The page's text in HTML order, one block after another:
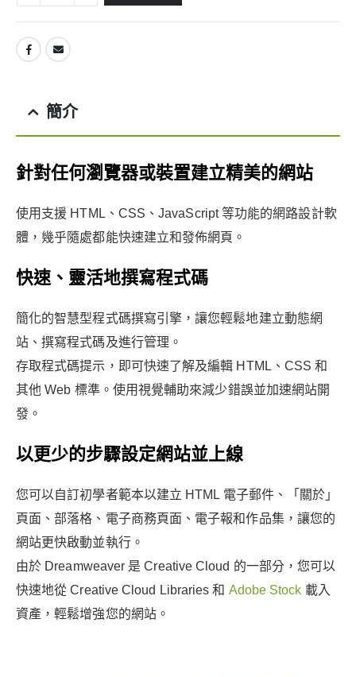
簡介
針對任何瀏覽器或裝置建立精美的網站
使用支援 HTML、CSS、JavaScript 等功能的網路設計軟
體，幾乎隨處都能快速建立和發佈網頁。
快速、靈活地撰寫程式碼
簡化的智慧型程式碼撰寫引擎，讓您輕鬆地建立動態網
站、撰寫程式碼及進行管理。
存取程式碼提示，即可快速了解及編輯 HTML、CSS 和
其他 Web 標準。使用視覺輔助來減少錯誤並加速網站開
發。
以更少的步驟設定網站並上線
您可以自訂初學者範本以建立 HTML 電子郵件、「關於」
頁面、部落格、電子商務頁面、電子報和作品集，讓您的
網站更快啟動並執行。
由於 Dreamweaver 是 Creative Cloud 的一部分，您可以
快速地從 Creative Cloud Libraries 和 Adobe Stock 載入
資產，輕鬆增強您的網站。